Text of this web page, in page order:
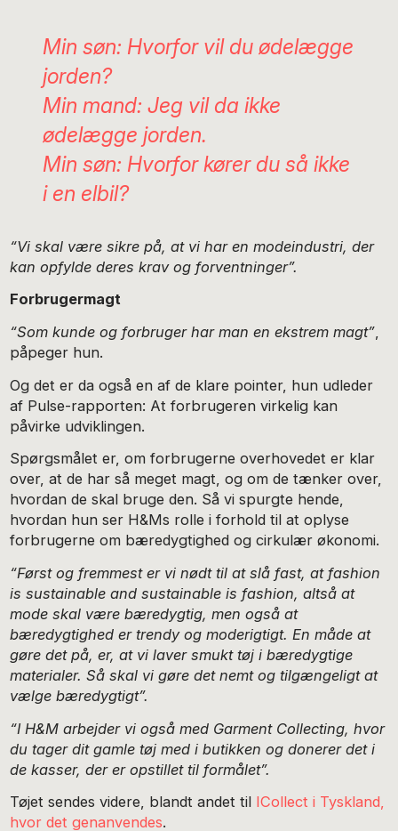
Min søn: Hvorfor vil du ødelægge
jorden?
Min mand: Jeg vil da ikke
ødelægge jorden.
Min søn: Hvorfor kører du så ikke
i en elbil?
“Vi skal være sikre på, at vi har en modeindustri, der
kan opfylde deres krav og forventninger”.
Forbrugermagt
“Som kunde og forbruger har man en ekstrem magt”,
påpeger hun.
Og det er da også en af de klare pointer, hun udleder
af Pulse-rapporten: At forbrugeren virkelig kan
påvirke udviklingen.
Spørgsmålet er, om forbrugerne overhovedet er klar
over, at de har så meget magt, og om de tænker over,
hvordan de skal bruge den. Så vi spurgte hende,
hvordan hun ser H&Ms rolle i forhold til at oplyse
forbrugerne om bæredygtighed og cirkulær økonomi.
“Først og fremmest er vi nødt til at slå fast, at fashion
is sustainable and sustainable is fashion, altså at
mode skal være bæredygtig, men også at
bæredygtighed er trendy og moderigtigt. En måde at
gøre det på, er, at vi laver smukt tøj i bæredygtige
materialer. Så skal vi gøre det nemt og tilgængeligt at
vælge bæredygtigt”.
“I H&M arbejder vi også med Garment Collecting, hvor
du tager dit gamle tøj med i butikken og donerer det i
de kasser, der er opstillet til formålet”.
Tøjet sendes videre, blandt andet til ICollect i Tyskland,
hvor det genanvendes.